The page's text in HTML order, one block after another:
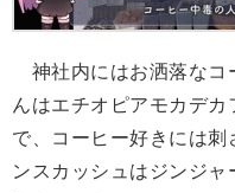
神社内にはお洒落なコ
んはエチオピアモカデ
で、コーヒー好きには
ンスカッシュはジンジ